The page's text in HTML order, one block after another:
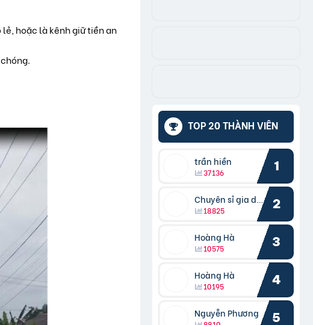
lẻ, hoặc là kênh giữ tiền an
TOP 20 THÀNH VIÊN
trần hiền
37136 1
Chuyên sỉ gia dụng
18825 2
Hoàng Hà
10575 3
Hoàng Hà
10195 4
Nguyễn Phương 5